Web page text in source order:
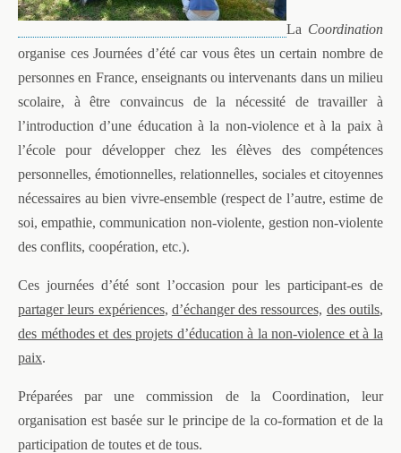
La Coordination
organise ces Journées d’été car vous êtes un certain nombre de
personnes en France, enseignants ou intervenants dans un milieu
scolaire, à être convaincus de la nécessité de travailler à
l’introduction d’une éducation à la non-violence et à la paix à
l’école pour développer chez les élèves des compétences
personnelles, émotionnelles, relationnelles, sociales et citoyennes
nécessaires au bien vivre-ensemble (respect de l’autre, estime de
soi, empathie, communication non-violente, gestion non-violente
des conflits, coopération, etc.).
Ces journées d’été sont l’occasion pour les participant-es de
partager leurs expériences, d’échanger des ressources, des outils,
des méthodes et des projets d’éducation à la non-violence et à la
paix.
Préparées par une commission de la Coordination, leur
organisation est basée sur le principe de la co-formation et de la
participation de toutes et de tous.